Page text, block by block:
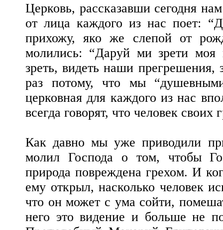
Церковь, рассказавши сегодня
от лица каждого из нас поет:
прихожу, яко же слепой от
молились: “Даруй ми зрети
зреть, видеть наши
раз потому, что мы
церковная для каждого из нас
всегда говорят, что человек
Как давно мы уже приводили
молил Господа о том, чтобы
природа повреждена грехом. И
ему открыл, насколько человек
что он может с ума сойти,
него это видение и больше не